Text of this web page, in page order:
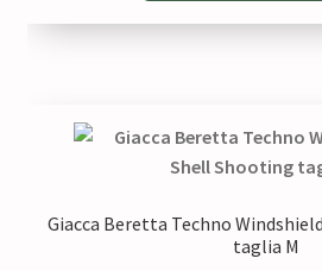
Giacca Beretta Techno
taglia M